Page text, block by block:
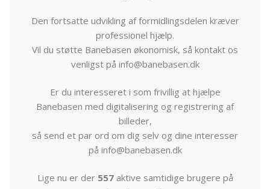
Den fortsatte udvikling af formidlingsdelen kræver
professionel hjælp.
Vil du støtte Banebasen økonomisk, så kontakt os
venligst på info@banebasen.dk
Er du interesseret i som frivillig at hjælpe
Banebasen med digitalisering og registrering af
billeder,
så send et par ord om dig selv og dine interesser
på info@banebasen.dk
Lige nu er der 557aktive samtidige brugere på